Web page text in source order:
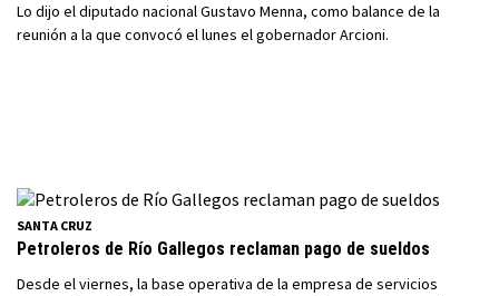
Lo dijo el diputado nacional Gustavo Menna, como balance de la
reunión a la que convocó el lunes el gobernador Arcioni.
SANTA CRUZ
Petroleros de Río Gallegos reclaman pago de sueldos
Desde el viernes, la base operativa de la empresa de servicios